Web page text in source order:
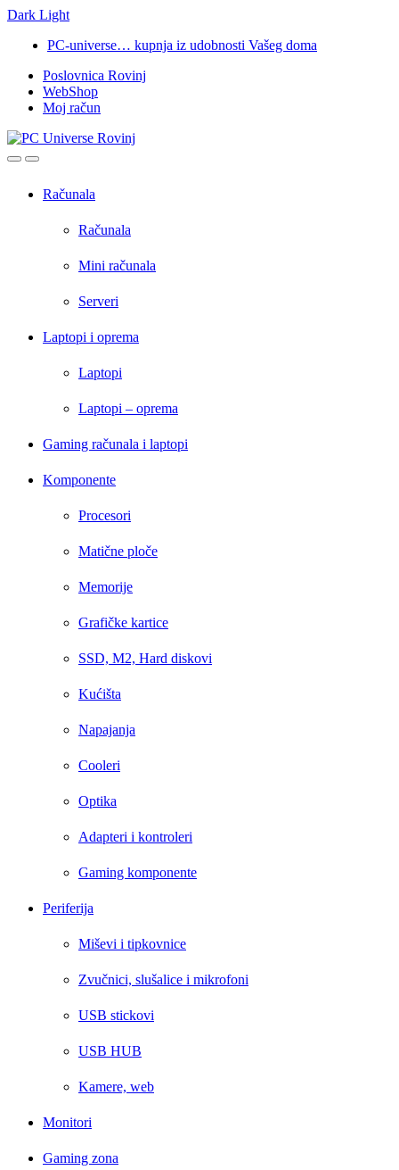
Dark Light
navigation
content
PC-universe… kupnja iz udobnosti Vašeg doma
Poslovnica Rovinj
WebShop
Moj račun
OpenClose
Računala
Računala
Mini računala
Serveri
Laptopi i oprema
Laptopi
Laptopi – oprema
Gaming računala i laptopi
Komponente
Procesori
Matične ploče
Memorije
Grafičke kartice
SSD, M2, Hard diskovi
Kućišta
Napajanja
Cooleri
Optika
Adapteri i kontroleri
Gaming komponente
Periferija
Miševi i tipkovnice
Zvučnici, slušalice i mikrofoni
USB stickovi
USB HUB
Kamere, web
Monitori
Gaming zona